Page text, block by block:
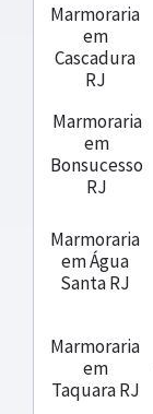
Marmoraria
em
Cascadura
RJ
Marmoraria
em
Bonsucesso
RJ
Marmoraria
em Água
Santa RJ
Marmoraria
em
Taquara RJ